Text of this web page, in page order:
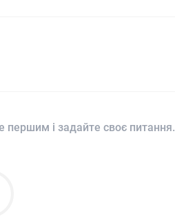
першим і задайте своє питання.